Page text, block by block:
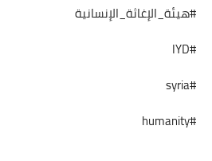
#هيئة_الإغاثة_الإنسانية
#IYD
#syria
#humanity